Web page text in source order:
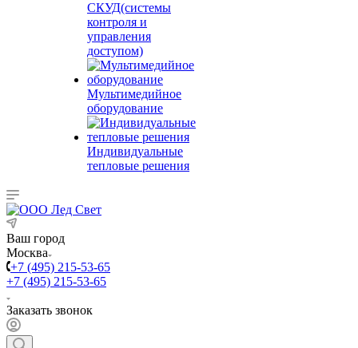
СКУД(системы
контроля и
управления
доступом)
Мультимедийное
оборудование
Индивидуальные
тепловые решения
Ваш город
Москва
+7 (495) 215-53-65
+7 (495) 215-53-65
Заказать звонок